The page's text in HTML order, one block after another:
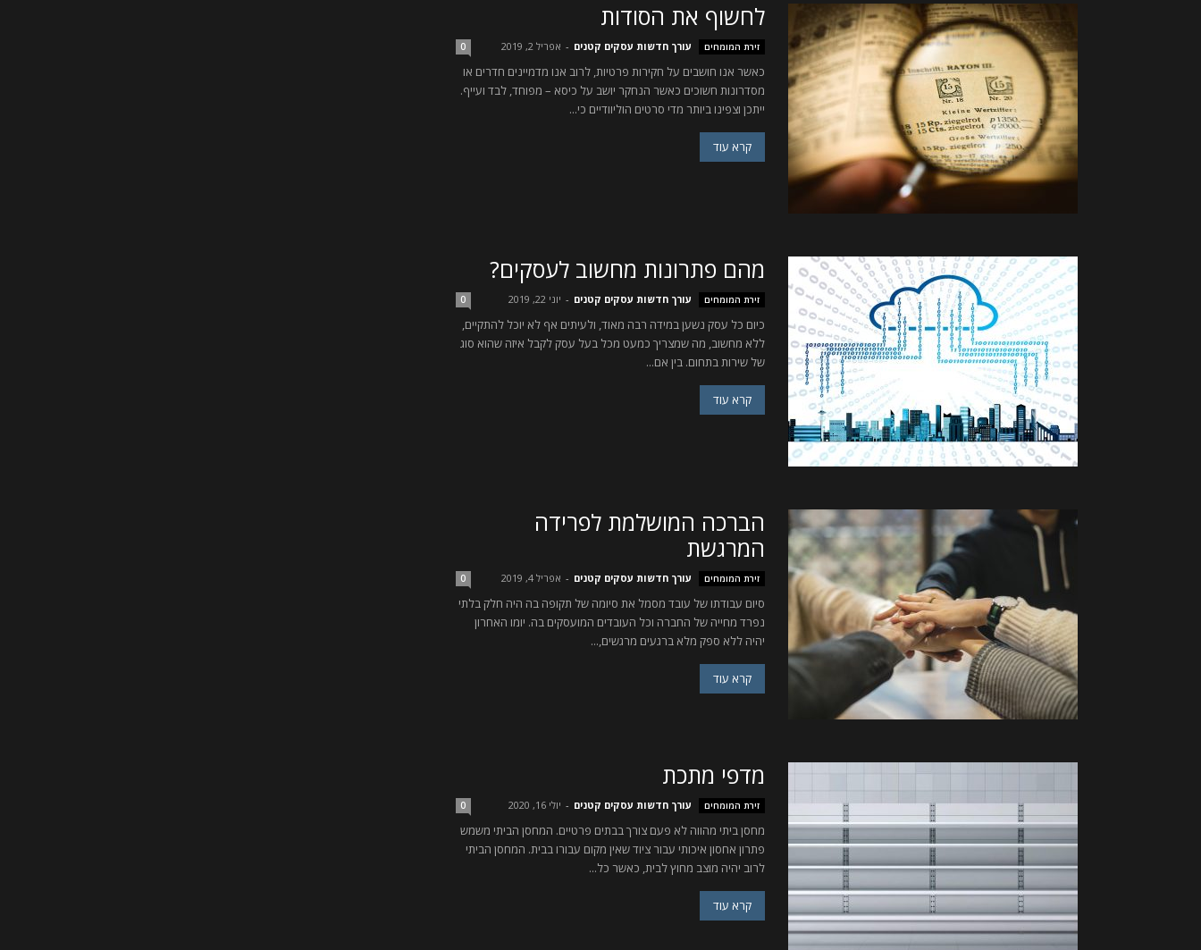
לחשוף את הסודות
זירת המומחים עורך חדשות עסקים קטנים - אפריל 2, 2019 0
כאשר אנו חושבים על חקירות פרטיות, לרוב אנו מדמיינים חדרים או
מסדרונות חשוכים כאשר הנחקר יושב על כיסא – מפוחד, לבד ועייף.
ייתכן וצפינו ביותר מדי סרטים הוליוודיים כי...
קרא עוד
מהם פתרונות מחשוב לעסקים?
זירת המומחים עורך חדשות עסקים קטנים - יוני 22, 2019 0
כיום כל עסק נשען במידה רבה מאוד, ולעיתים אף לא יוכל להתקיים,
ללא מחשוב, מה שמצריך כמעט מכל בעל עסק לקבל איזה שהוא סוג
של שירות בתחום. בין אם...
קרא עוד
הברכה המושלמת לפרידה
המרגשת
זירת המומחים עורך חדשות עסקים קטנים - אפריל 4, 2019 0
סיום עבודתו של עובד מסמל את סיומה של תקופה בה היה חלק בלתי
נפרד מחייה של החברה וכל העובדים המועסקים בה. יומו האחרון
יהיה ללא ספק מלא ברגעים מרגשים,...
קרא עוד
מדפי מתכת
זירת המומחים עורך חדשות עסקים קטנים - יולי 16, 2020 0
מחסן ביתי מהווה לא פעם צורך בבתים פרטיים. המחסן הביתי משמש
פתרון אחסון איכותי עבור ציוד שאין מקום עבורו בבית. המחסן הביתי
לרוב יהיה מוצב מחוץ לבית, כאשר כל...
קרא עוד